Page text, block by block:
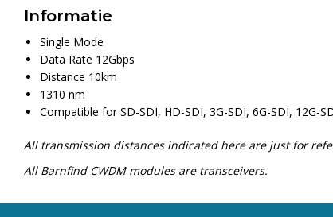
Informatie
Single Mode
Data Rate 12Gbps
Distance 10km
1310 nm
Compatible for SD-SDI, HD-SDI, 3G-SDI, 6G-SDI, 12G-
All transmission distances indicated here are just for
All Barnfind CWDM modules are transceivers.